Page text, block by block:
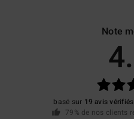
Note
basé sur 19 avis vérifiés
79% de nos clients